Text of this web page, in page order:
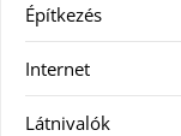
Építkezés
Internet
Látnivalók